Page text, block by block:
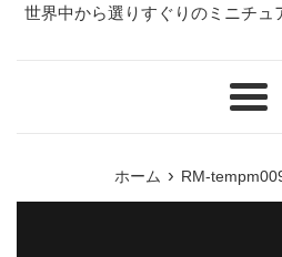
世界中から選りすぐりのミニチュ
メ
ホーム › RM-